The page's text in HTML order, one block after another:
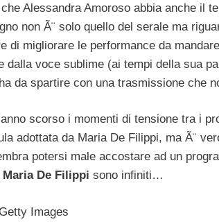
Alessandra Amoroso abbia anche il
non Ã¨ solo quello del serale ma
di migliorare le performance da
dalla voce sublime (ai tempi della sua
da spartire con una trasmissione che
scorso i momenti di tensione tra i
adottata da Maria De Filippi, ma Ã¨
potersi male accostare ad un
De Filippi sono infiniti…
Images